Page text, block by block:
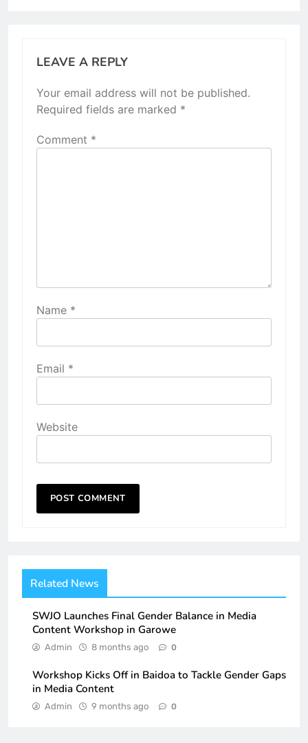
LEAVE A REPLY
Your email address will not be published.
Required fields are marked *
Comment *
Name *
Email *
Website
Related News
SWJO Launches Final Gender Balance in Media
Content Workshop in Garowe
Admin 8 months ago 0
Workshop Kicks Off in Baidoa to Tackle Gender Gaps
in Media Content
Admin 9 months ago 0